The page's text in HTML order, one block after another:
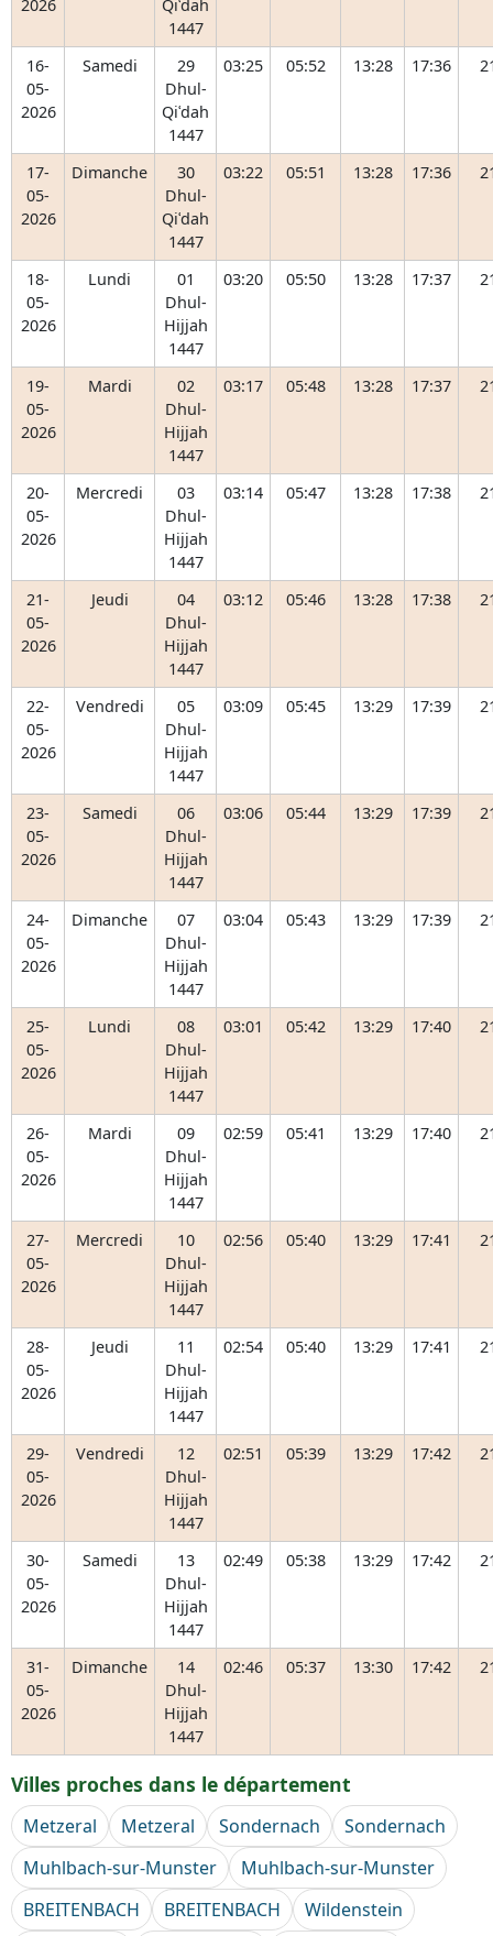
2026
Qiʿdah
1447
16-
05-
2026
Samedi
29
Dhul-
Qiʿdah
1447
03:25 05:52 13:28 17:36
17-
05-
2026
Dimanche
30
Dhul-
Qiʿdah
1447
03:22 05:51 13:28 17:36
18-
05-
2026
Lundi
01
Dhul-
Hijjah
1447
03:20 05:50 13:28 17:37
19-
05-
2026
Mardi
02
Dhul-
Hijjah
1447
03:17 05:48 13:28 17:37
20-
05-
2026
Mercredi
03
Dhul-
Hijjah
1447
03:14 05:47 13:28 17:38
21-
05-
2026
Jeudi
04
Dhul-
Hijjah
1447
03:12 05:46 13:28 17:38
22-
05-
2026
Vendredi
05
Dhul-
Hijjah
1447
03:09 05:45 13:29 17:39
23-
05-
2026
Samedi
06
Dhul-
Hijjah
1447
03:06 05:44 13:29 17:39
24-
05-
2026
Dimanche
07
Dhul-
Hijjah
1447
03:04 05:43 13:29 17:39
25-
05-
2026
Lundi
08
Dhul-
Hijjah
1447
03:01 05:42 13:29 17:40
26-
05-
2026
Mardi
09
Dhul-
Hijjah
1447
02:59 05:41 13:29 17:40
27-
05-
2026
Mercredi
10
Dhul-
Hijjah
1447
02:56 05:40 13:29 17:41
28-
05-
2026
Jeudi
11
Dhul-
Hijjah
1447
02:54 05:40 13:29 17:41
29-
05-
2026
Vendredi
12
Dhul-
Hijjah
1447
02:51 05:39 13:29 17:42
30-
05-
2026
Samedi
13
Dhul-
Hijjah
1447
02:49 05:38 13:29 17:42
31-
05-
2026
Dimanche
14
Dhul-
Hijjah
1447
02:46 05:37 13:30 17:42
Villes proches dans le département
Metzeral Metzeral Sondernach
Sondernach
Muhlbach-sur-Munster
Muhlbach-sur-Munster
BREITENBACH
BREITENBACH
Wildenstein